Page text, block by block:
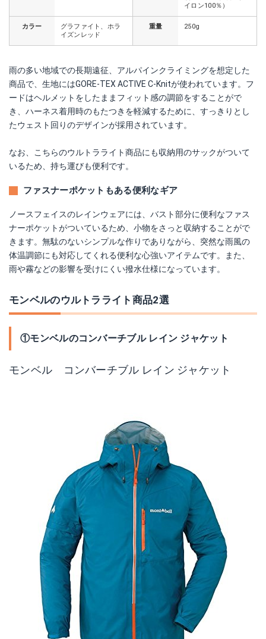
イロン100％）
カラー
グラファイト、ホラ
イズンレッド
重量 250g
雨の多い地域での長期遠征、アルパインクライミングを想定した
商品で、生地にはGORE-TEX ACTIVE C-Knitが使われています。フ
ードはヘルメットをしたままフィット感の調節をすることがで
き、ハーネス着用時のもたつきを軽減するために、すっきりとし
たウェスト回りのデザインが採用されています。
なお、こちらのウルトラライト商品にも収納用のサックがついて
いるため、持ち運びも便利です。
ファスナーポケットもある便利なギア
ノースフェイスのレインウェアには、バスト部分に便利なファス
ナーポケットがついているため、小物をさっと収納することがで
きます。無駄のないシンプルな作りでありながら、突然な雨風の
体温調節にも対応してくれる便利な心強いアイテムです。また、
雨や霧などの影響を受けにくい撥水仕様になっています。
モンベルのウルトラライト商品2選
①モンベルのコンバーチブル レイン ジャケット
モンベル コンバーチブル レイン ジャケット